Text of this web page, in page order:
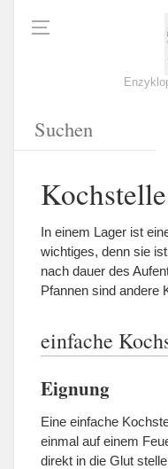
Kochstelle
In einem Lager ist
wichtiges, denn sie
nach dauer des
Pfannen sind andere
einfache
Eignung
Eine einfache
einmal auf einem
direkt in die Glut